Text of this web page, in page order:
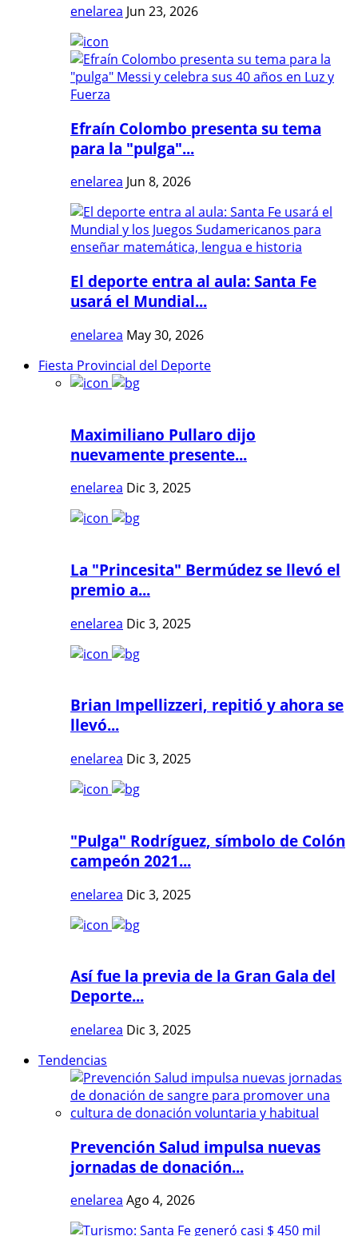
enelarea Jun 23, 2026
Efraín Colombo presenta su tema
para la "pulga"...
enelarea Jun 8, 2026
El deporte entra al aula: Santa Fe
usará el Mundial...
enelarea May 30, 2026
Fiesta Provincial del Deporte
Maximiliano Pullaro dijo
nuevamente presente...
enelarea Dic 3, 2025
La "Princesita" Bermúdez se llevó el
premio a...
enelarea Dic 3, 2025
Brian Impellizzeri, repitió y ahora se
llevó...
enelarea Dic 3, 2025
"Pulga" Rodríguez, símbolo de Colón
campeón 2021...
enelarea Dic 3, 2025
Así fue la previa de la Gran Gala del
Deporte...
enelarea Dic 3, 2025
Tendencias
Prevención Salud impulsa nuevas
jornadas de donación...
enelarea Ago 4, 2026